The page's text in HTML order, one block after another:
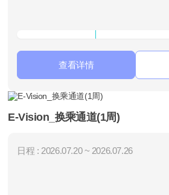
查看详情
E-Vision_换乘通道(1周)
日程 : 2026.07.20 ~ 2026.07.26